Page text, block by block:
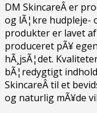
DM SkincareÂ er
og lÃ¦kre hudpleje-
produkter er lavet
produceret pÃ¥
hÃ¸jsÃ¦det.
bÃ¦redygtigt
SkincareÂ til et
og naturlig mÃ¥de